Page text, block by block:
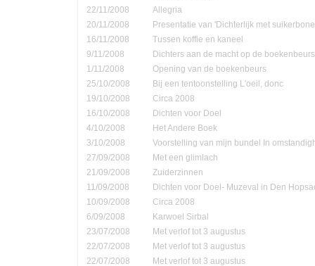
22/11/2008
Allegria
20/11/2008
Presentatie van 'Dichterlijk met
16/11/2008
Tussen koffie en kaneel
9/11/2008
Dichters aan de macht op de boekenbeurs
1/11/2008
Opening van de boekenbeurs
25/10/2008
Bij een tentoonstelling L'oeil, donc
19/10/2008
Circa 2008
16/10/2008
Dichten voor Doel
4/10/2008
Het Andere Boek
3/10/2008
Voorstelling van mijn bundel In
27/09/2008
Met een glimlach
21/09/2008
Zuiderzinnen
11/09/2008
Dichten voor Doel- Muzeval in Den
10/09/2008
Circa 2008
6/09/2008
Karwoel Sirbal
23/07/2008
Met verlof tot 3 augustus
22/07/2008
Met verlof tot 3 augustus
22/07/2008
Met verlof tot 3 augustus